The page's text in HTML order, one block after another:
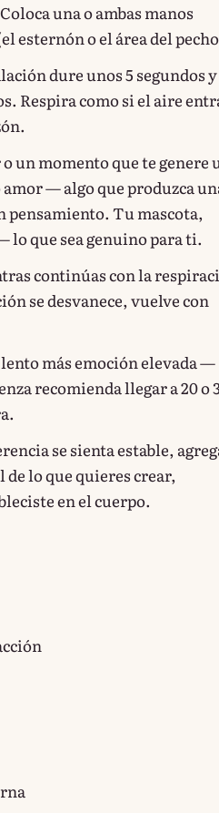
una o ambas manos
esternón o el área del
dure unos 5 segundos y
Respira como si el aire
un momento que te genere
— algo que produzca
pensamiento. Tu mascota,
que sea genuino para ti.
continúas con la
se desvanece, vuelve con
más emoción elevada —
recomienda llegar a 20 o
se sienta estable,
lo que quieres crear,
en el cuerpo.